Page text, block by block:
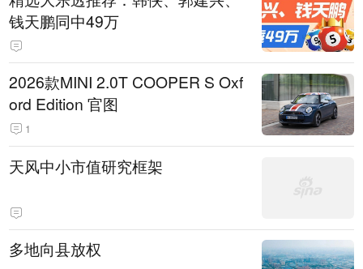
钱天鹏同中49万
2026款MINI 2.0T COOPER S Oxf
ord Edition 官图
1
天风中小市值研究框架
多地向县放权